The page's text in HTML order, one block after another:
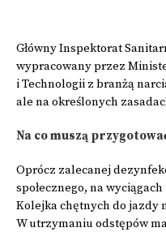
Główny Inspektorat
wypracowany przez
i Technologii z branżą
ale na określonych
Na co muszą
Oprócz zalecanej
społecznego, na
Kolejka chętnych do jazdy
W utrzymaniu odstępów